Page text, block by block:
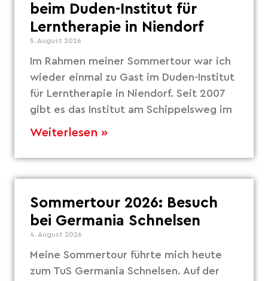
beim Duden-Institut für
Lerntherapie in Niendorf
5. August 2026
Im Rahmen meiner Sommertour war ich
wieder einmal zu Gast im Duden-Institut
für Lerntherapie in Niendorf. Seit 2007
gibt es das Institut am Schippelsweg im
Weiterlesen »
Sommertour 2026: Besuch
bei Germania Schnelsen
4. August 2026
Meine Sommertour führte mich heute
zum TuS Germania Schnelsen. Auf der